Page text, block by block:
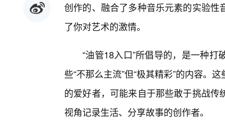
创作的、融合了多种音乐元素的实验
了你对艺术的激情。
“油管18入口”所倡导的，是一种
些“不那么主流”但“极其精彩”的内容。
的爱好者，可能来自于那些敢于挑战
视角记录生活、分享故事的创作者。